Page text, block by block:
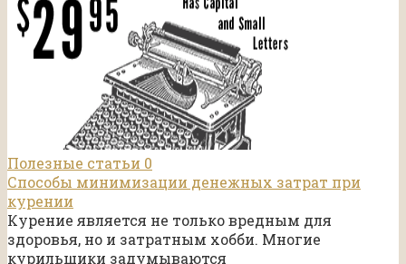
Полезные статьи 0
Способы минимизации денежных затрат при
курении
Курение является не только вредным для
здоровья, но и затратным хобби. Многие
курильщики задумываются